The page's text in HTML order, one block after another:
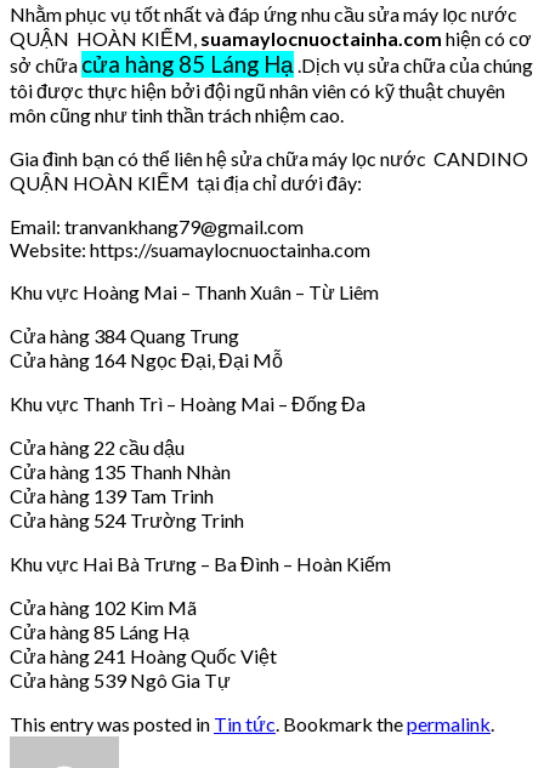
Nhằm phục vụ tốt nhất và đáp ứng nhu cầu sửa máy lọc nước
QUẬN HOÀN KIẾM, suamaylocnuoctainha.com hiện có cơ
sở chữa cửa hàng 85 Láng Hạ .Dịch vụ sửa chữa của chúng
tôi được thực hiện bởi đội ngũ nhân viên có kỹ thuật chuyên
môn cũng như tinh thần trách nhiệm cao.
Gia đình bạn có thể liên hệ sửa chữa máy lọc nước CANDINO
QUẬN HOÀN KIẾM tại địa chỉ dưới đây:
Email: tranvankhang79@gmail.com
Website: https://suamaylocnuoctainha.com
Khu vực Hoàng Mai – Thanh Xuân – Từ Liêm
Cửa hàng 384 Quang Trung
Cửa hàng 164 Ngọc Đại, Đại Mỗ
Khu vực Thanh Trì – Hoàng Mai – Đống Đa
Cửa hàng 22 cầu dậu
Cửa hàng 135 Thanh Nhàn
Cửa hàng 139 Tam Trinh
Cửa hàng 524 Trường Trinh
Khu vực Hai Bà Trưng – Ba Đình – Hoàn Kiếm
Cửa hàng 102 Kim Mã
Cửa hàng 85 Láng Hạ
Cửa hàng 241 Hoàng Quốc Việt
Cửa hàng 539 Ngô Gia Tự
This entry was posted in Tin tức . Bookmark thepermalink